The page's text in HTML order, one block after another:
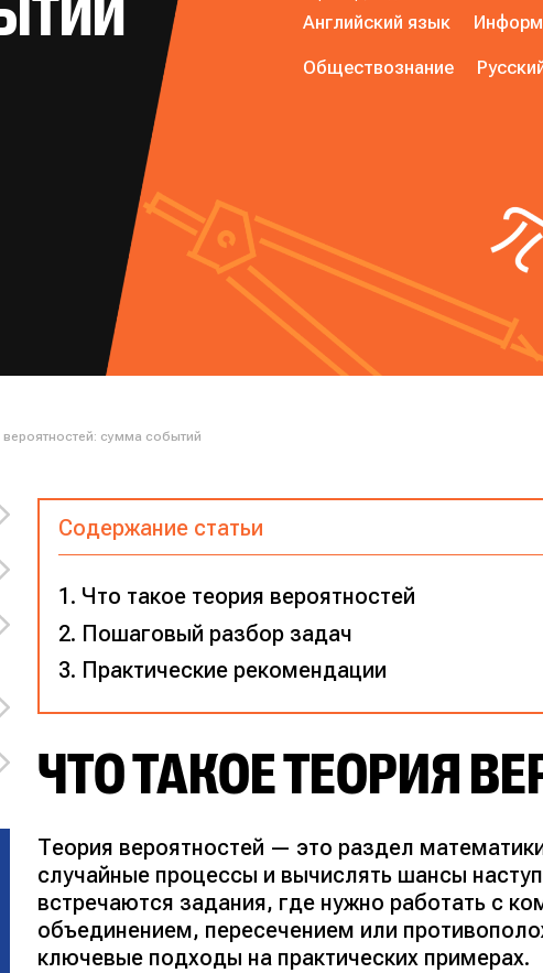
Английский язык
Обществознание
сумма событий
Содержание статьи
Что такое теория вероятностей
Пошаговый разбор задач
Практические рекомендации
ЧТО ТАКОЕ ТЕОРИЯ
Теория вероятностей — это раздел
случайные процессы и вычислять шансы
встречаются задания, где нужно работать с
объединением, пересечением или
ключевые подходы на практических примерах.